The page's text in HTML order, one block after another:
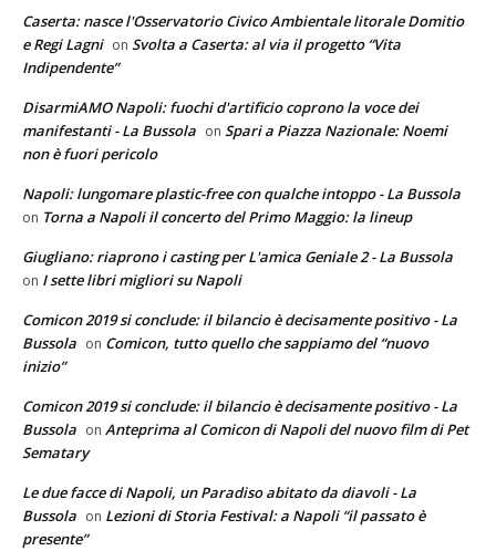
Caserta: nasce l'Osservatorio Civico Ambientale litorale Domitio
e Regi Lagni on Svolta a Caserta: al via il progetto “Vita
Indipendente”
DisarmiAMO Napoli: fuochi d'artificio coprono la voce dei
manifestanti - La Bussola on Spari a Piazza Nazionale: Noemi
non è fuori pericolo
Napoli: lungomare plastic-free con qualche intoppo - La Bussola
on Torna a Napoli il concerto del Primo Maggio: la lineup
Giugliano: riaprono i casting per L'amica Geniale 2 - La Bussola
on I sette libri migliori su Napoli
Comicon 2019 si conclude: il bilancio è decisamente positivo - La
Bussola on Comicon, tutto quello che sappiamo del “nuovo
inizio”
Comicon 2019 si conclude: il bilancio è decisamente positivo - La
Bussola on Anteprima al Comicon di Napoli del nuovo film di Pet
Sematary
Le due facce di Napoli, un Paradiso abitato da diavoli - La
Bussola on Lezioni di Storia Festival: a Napoli “il passato è
presente”